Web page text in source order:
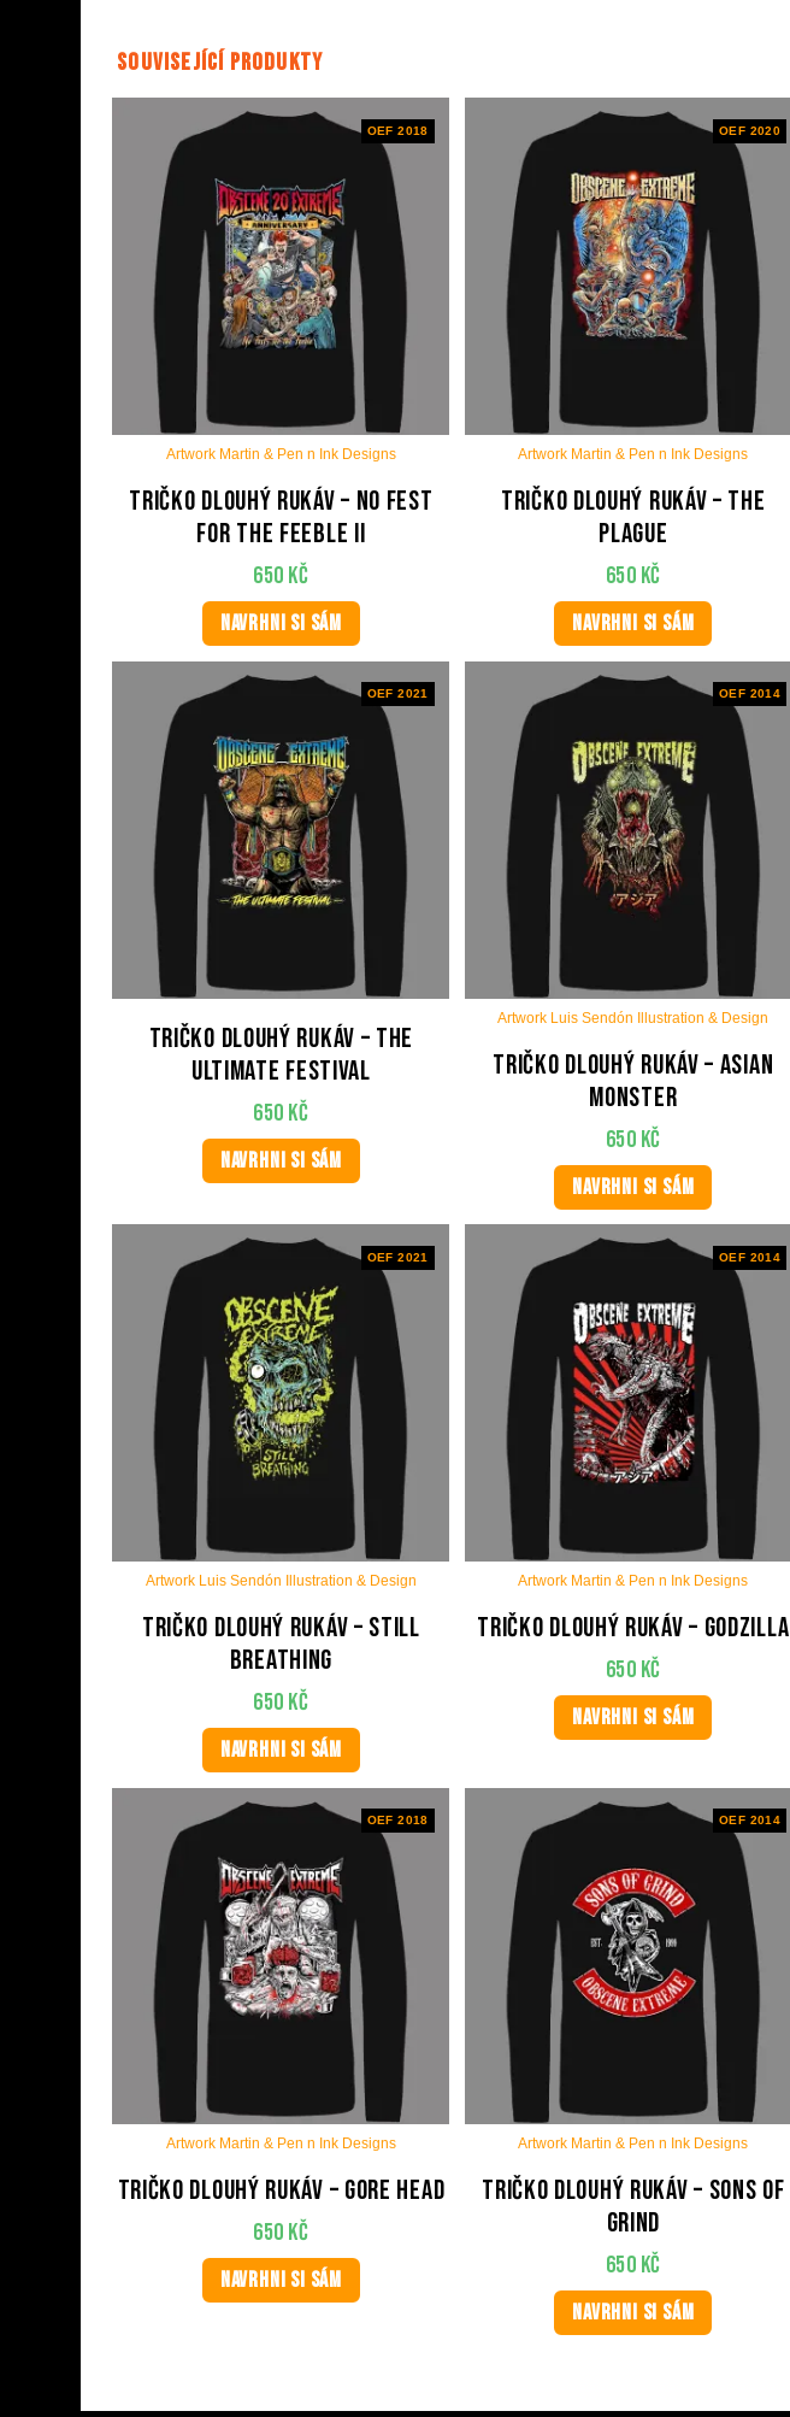
Související produkty
OEF 2018
Artwork Martin & Pen n Ink Designs
Tričko dlouhý rukáv – No Fest
For The Feeble II
650 Kč
NAVRHNI SI SÁM
OEF 2020
Artwork Martin & Pen n Ink Designs
Tričko dlouhý rukáv – The
plague
650 Kč
NAVRHNI SI SÁM
OEF 2021
Tričko dlouhý rukáv – The
Ultimate Festival
650 Kč
NAVRHNI SI SÁM
OEF 2014
Artwork Luis Sendón Illustration & Design
Tričko dlouhý rukáv – Asian
Monster
650 Kč
NAVRHNI SI SÁM
OEF 2021
Artwork Luis Sendón Illustration & Design
Tričko dlouhý rukáv – Still
Breathing
650 Kč
NAVRHNI SI SÁM
OEF 2014
Artwork Martin & Pen n Ink Designs
Tričko dlouhý rukáv – Godzilla
650 Kč
NAVRHNI SI SÁM
OEF 2018
Artwork Martin & Pen n Ink Designs
Tričko dlouhý rukáv – Gore Head
650 Kč
NAVRHNI SI SÁM
OEF 2014
Artwork Martin & Pen n Ink Designs
Tričko dlouhý rukáv – Sons Of
Grind
650 Kč
NAVRHNI SI SÁM